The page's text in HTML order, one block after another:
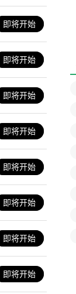
即将开始
即将开始
即将开始
即将开始
即将开始
即将开始
即将开始
即将开始